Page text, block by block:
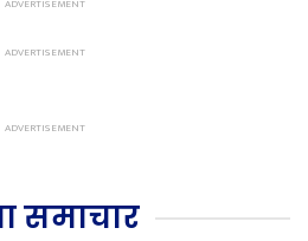
समाचार